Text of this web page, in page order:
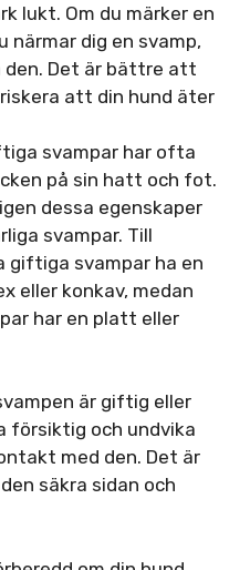
lukt. Om du märker en
närmar dig en svamp,
den. Det är bättre att
att din hund äter
svampar har ofta
på sin hatt och fot.
dessa egenskaper
svampar. Till
giftiga svampar ha en
eller konkav, medan
har en platt eller
är giftig eller
försiktig och undvika
med den. Det är
säkra sidan och